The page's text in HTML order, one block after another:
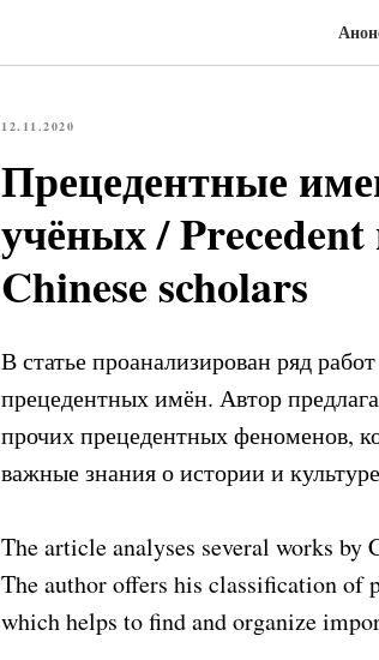
12.11.2020
Прецедентные
учёных /
Chinese scholars
В статье проанализирован ряд
прецедентных имён. Автор
прочих прецедентных феноменов,
важные знания о истории и
The article analyses several works by
The author offers his classification of
which helps to find and organize